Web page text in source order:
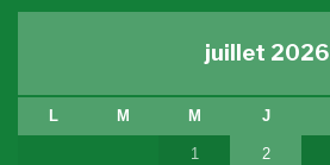
juillet 2026
L M M J
1 2